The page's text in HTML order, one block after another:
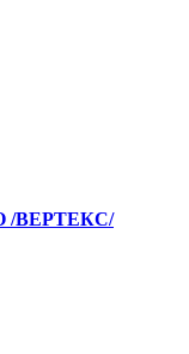
/ВЕРТЕКС/